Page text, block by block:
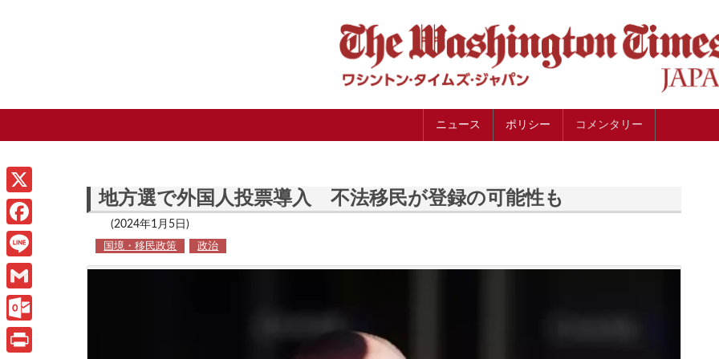
ニュース ポリシー コメンタリー
地方選で外国人投票導入 不法移民が登録の可能性も
(2024年1月5日)
国境・移民政策 政治
X
F
a
c
e
b
L
i
n
e
G
m
a
O